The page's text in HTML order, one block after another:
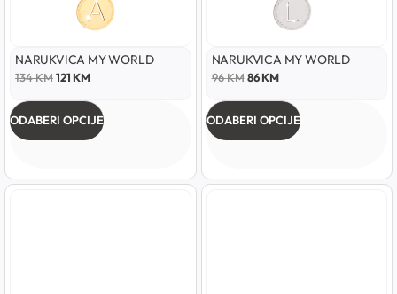
NARUKVICA MY WORLD
134KM121KM
ODABERI OPCIJE
NARUKVICA MY WORLD
96KM 86KM
ODABERI OPCIJE